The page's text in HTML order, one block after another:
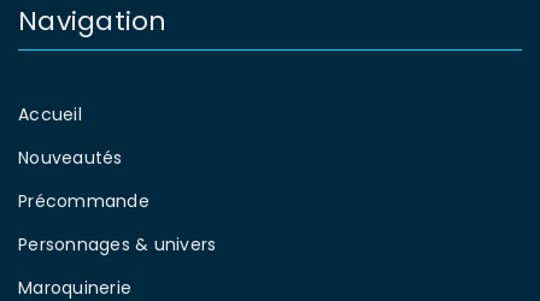
Navigation
Accueil
Nouveautés
Précommande
Personnages & univers
Maroquinerie